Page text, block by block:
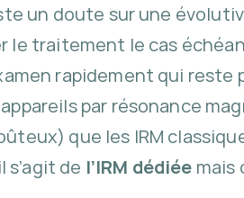
un doute sur une
traitement le cas
rapidement qui
par résonance
que les IRM
s’agit de l’IRM dédiée mais